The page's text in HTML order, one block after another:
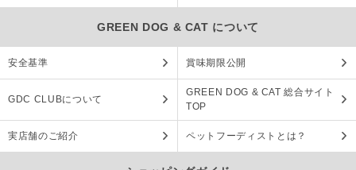
GREEN DOG & CAT について
安全基準 賞味期限公開
GDC CLUBについて
GREEN DOG & CAT 総合サイト
TOP
実店舗のご紹介 ペットフーディストとは？